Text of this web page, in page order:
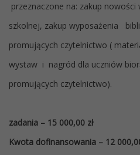
przeznaczone na: zakup
szkolnej, zakup wyposażenia
promujących czytelnictwo (
wystaw i nagród dla uczniów
promujących czytelnictwo).
zadania – 15 000,00 zł
Kwota dofinansowania – 12